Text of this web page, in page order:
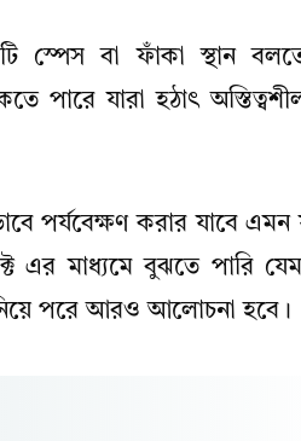
স্পেস বা ফাঁকা স্থান
পারে যারা হঠাৎ
পর্যবেক্ষণ করার যাবে এমন
এর মাধ্যমে বুঝতে পারি
নিয়ে পরে আরও আলোচনা হবে।